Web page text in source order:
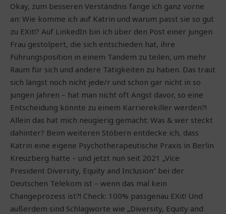
Okay, zum besseren Verständnis fange ich ganz vorne
an: Wie komme ich auf Katrin und warum passt sie so gut
zu EXit!? Auf LinkedIn bin ich über den Post einer jungen
Frau gestolpert, die sich entschieden hat, ihre
Führungsposition in einem Tandem zu teilen, um mehr
Raum für sich und andere Tätigkeiten zu haben. Das traut
sich längst noch nicht jede/r und schon gar nicht in so
jungen Jahren – hat man nicht oft Angst davor, so eine
Entscheidung könnte zu einem Karrierekiller werden?!
Allein das hat mich neugierig gemacht: Was & wer steckt
dahinter? Beim weiteren Stöbern entdecke ich, dass
Katrin eine eigene Psychotherapeutische Praxis in Berlin
Kreuzberg hatte – und jetzt nun seit 2021 „Vice
President Diversity, Equity and Inclusion“ bei der
Deutschen Telekom ist – wenn das mal kein
Changeprozess ist?! Check: 100% passgenau EXit! Und
außerdem sind Schlagworte wie „Diversity, Equity and